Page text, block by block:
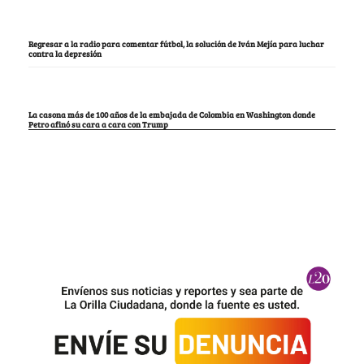
Regresar a la radio para comentar fútbol, la solución de Iván Mejía para luchar
contra la depresión
La casona más de 100 años de la embajada de Colombia en Washington donde
Petro afinó su cara a cara con Trump